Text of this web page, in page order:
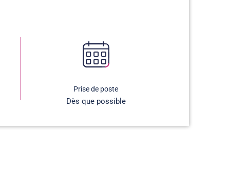
Prise de poste
Dès que possible